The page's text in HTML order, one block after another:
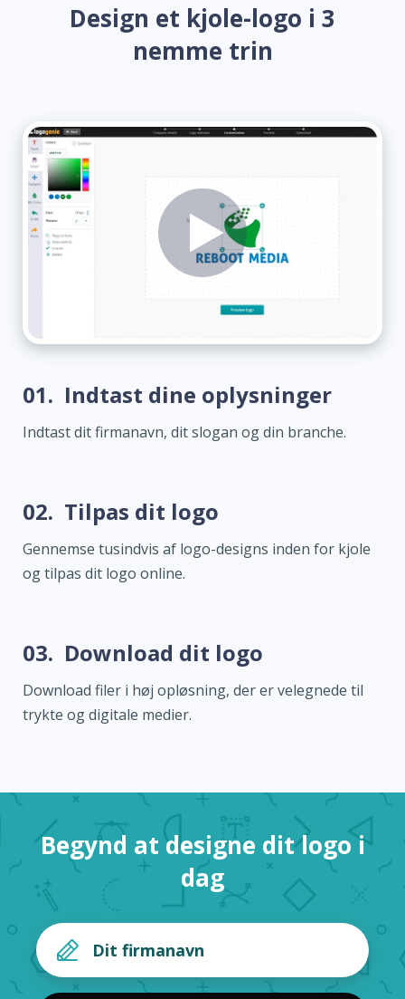
Design et kjole-logo i 3
nemme trin
01. Indtast dine oplysninger
Indtast dit firmanavn, dit slogan og din branche.
02. Tilpas dit logo
Gennemse tusindvis af logo-designs inden for kjole
og tilpas dit logo online.
03. Download dit logo
Download filer i høj opløsning, der er velegnede til
trykte og digitale medier.
Begynd at designe dit logo i
dag